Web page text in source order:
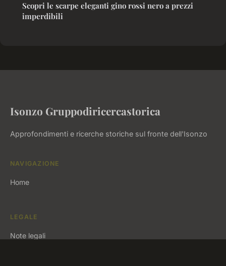
Scopri le scarpe eleganti gino rossi nero a prezzi
imperdibili
Isonzo Gruppodiricercastorica
Approfondimenti e ricerche storiche sul fronte dell'Isonzo
NAVIGAZIONE
Home
LEGALE
Note legali